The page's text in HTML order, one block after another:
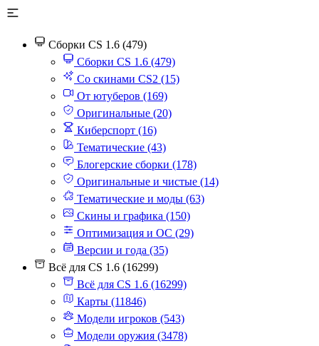
Сборки CS 1.6 (479)
Сборки CS 1.6 (479)
Со скинами CS2 (15)
От ютуберов (169)
Оригинальные (20)
Киберспорт (16)
Тематические (43)
Блогерские сборки (178)
Оригинальные и чистые (14)
Тематические и моды (63)
Скины и графика (150)
Оптимизация и ОС (29)
Версии и года (35)
Всё для CS 1.6 (16299)
Всё для CS 1.6 (16299)
Карты (11846)
Модели игроков (543)
Модели оружия (3478)